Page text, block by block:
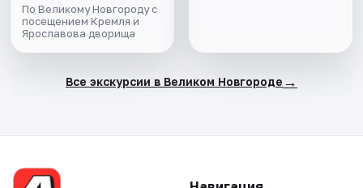
По Великому Новгороду с
посещением Кремля и
Ярославова дворища
Все экскурсии в Великом Новгороде →